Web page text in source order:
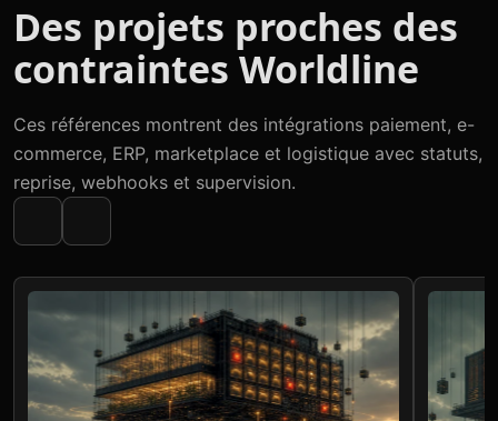
Des projets proches des
contraintes Worldline
Ces références montrent des intégrations paiement, e-
commerce, ERP, marketplace et logistique avec statuts,
reprise, webhooks et supervision.